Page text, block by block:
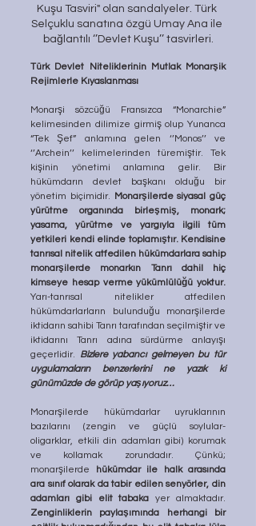
Kuşu Tasviri" olan sandalyeler. Türk
Selçuklu sanatına özgü Umay Ana ile
bağlantılı ‘’Devlet Kuşu’’ tasvirleri.
Türk Devlet Niteliklerinin Mutlak Monarşik
Rejimlerle Kıyaslanması
Monarşi sözcüğü Fransızca “Monarchie”
kelimesinden dilimize girmiş olup Yunanca
“Tek Şef” anlamına gelen ‘’Monos’’ ve
‘’Archein’’ kelimelerinden türemiştir. Tek
kişinin yönetimi anlamına gelir. Bir
hükümdarın devlet başkanı olduğu bir
yönetim biçimidir. Monarşilerde siyasal güç
yürütme organında birleşmiş, monark;
yasama, yürütme ve yargıyla ilgili tüm
yetkileri kendi elinde toplamıştır. Kendisine
tanrısal nitelik atfedilen hükümdarlara sahip
monarşilerde monarkın Tanrı dahil hiç
kimseye hesap verme yükümlülüğü yoktur.
Yarı-tanrısal nitelikler atfedilen
hükümdarlarların bulunduğu monarşilerde
iktidarın sahibi Tanrı tarafından seçilmiştir ve
iktidarını Tanrı adına sürdürme anlayışı
geçerlidir.
Bizlere yabancı gelmeyen bu tür
uygulamaların benzerlerini ne yazık ki
günümüzde de görüp yaşıyoruz…
Monarşilerde hükümdarlar uyruklarının
bazılarını (zengin ve güçlü soylular-
oligarklar, etkili din adamları gibi) korumak
ve kollamak zorundadır. Çünkü;
monarşilerde
hükümdar ile halk arasında
ara sınıf olarak da tabir edilen senyörler, din
adamları gibi elit tabaka
Zenginliklerin paylaşımında herhangi bir